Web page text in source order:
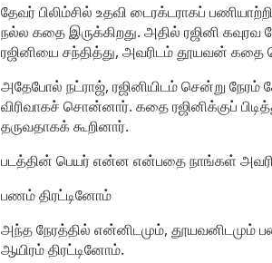
தேவர் பிலிம்சில் உதவி டைரக்டராகப்
நல்ல கதை இருக்கிறது. அதில் ரஜினி
ரஜினியை சந்தித்து, அவரிடம் தூயவன்
அதேபோல் நட்ராஜ், ரஜினியிடம் சென்று நேரம்
விரிவாகச் சொன்னார். கதை ரஜினிக்குப்
தருவதாகக் கூறினார்.
படத்தின் பெயர் என்ன என்பதை நாங்கள்
பணம் திரட்டினோம்
அந்த நேரத்தில் என்னிடமும், தூயவனிடமும்
ஆயிரம் திரட்டினோம்.